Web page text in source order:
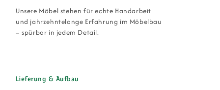
Unsere Möbel stehen für echte Handarbeit
und jahrzehntelange Erfahrung im Möbelbau
– spürbar in jedem Detail.
Lieferung & Aufbau